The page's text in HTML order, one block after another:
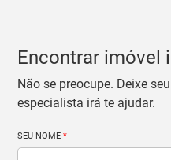
Encontrar imóvel
Não se preocupe. Deixe
especialista irá te ajudar.
SEU NOME*